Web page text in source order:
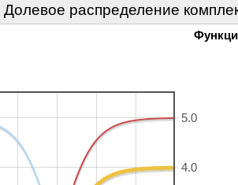
Долевое распределение
4.0
5.0